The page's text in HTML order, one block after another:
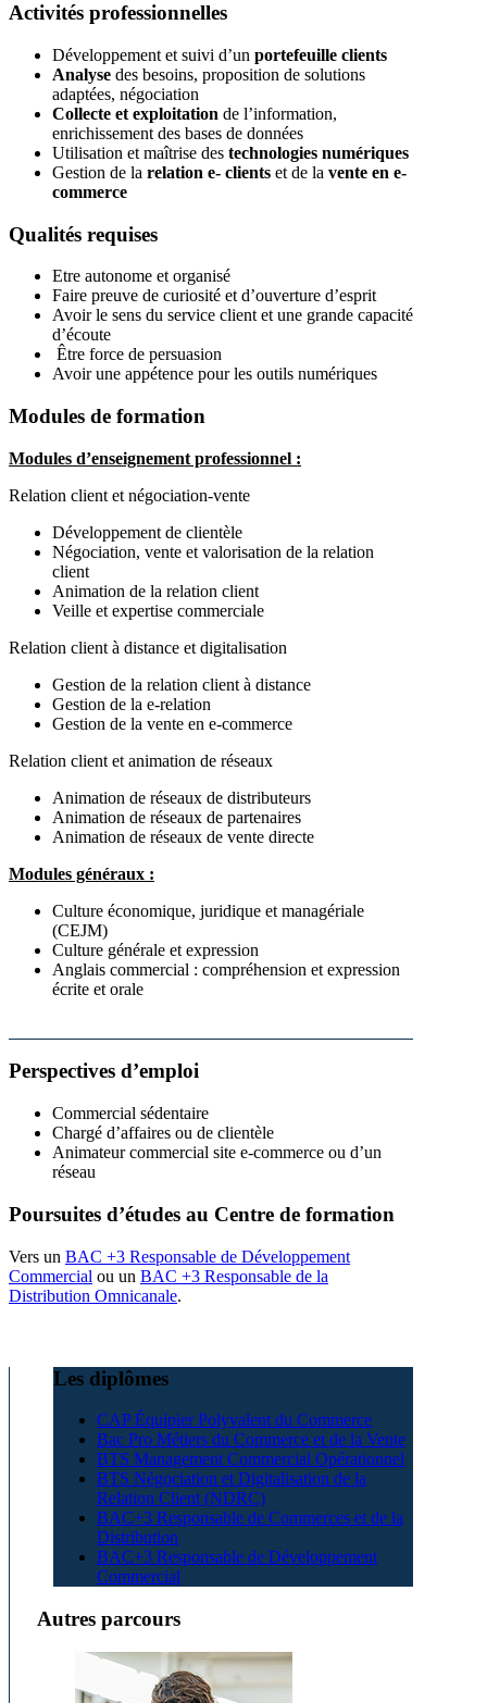
Activités professionnelles
Développement et suivi d’un portefeuille clients
Analyse des besoins, proposition de solutions
adaptées, négociation
Collecte et exploitation de l’information,
enrichissement des bases de données
Utilisation et maîtrise des technologies numériques
Gestion de la relation e- clients et de la vente en e-
commerce
Qualités requises
Etre autonome et organisé
Faire preuve de curiosité et d’ouverture d’esprit
Avoir le sens du service client et une grande capacité
d’écoute
Être force de persuasion
Avoir une appétence pour les outils numériques
Modules de formation
Modules d’enseignement professionnel :
Relation client et négociation-vente
Développement de clientèle
Négociation, vente et valorisation de la relation
client
Animation de la relation client
Veille et expertise commerciale
Relation client à distance et digitalisation
Gestion de la relation client à distance
Gestion de la e-relation
Gestion de la vente en e-commerce
Relation client et animation de réseaux
Animation de réseaux de distributeurs
Animation de réseaux de partenaires
Animation de réseaux de vente directe
Modules généraux :
Culture économique, juridique et managériale
(CEJM)
Culture générale et expression
Anglais commercial : compréhension et expression
écrite et orale
Perspectives d’emploi
Commercial sédentaire
Chargé d’affaires ou de clientèle
Animateur commercial site e-commerce ou d’un
réseau
Poursuites d’études au Centre de formation
Vers un BAC +3 Responsable de Développement
Commercial ou un BAC +3 Responsable de la
Distribution Omnicanale.
Les diplômes
CAP Équipier Polyvalent du Commerce
Bac Pro Métiers du Commerce et de la Vente
BTS Management Commercial Opérationnel
BTS Négociation et Digitalisation de la
Relation Client (NDRC)
BAC+3 Responsable de Commerces et de la
Distribution
BAC+3 Responsable de Développement
Commercial
Autres parcours